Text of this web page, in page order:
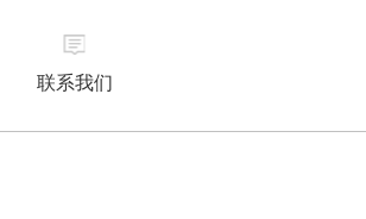
联系我们